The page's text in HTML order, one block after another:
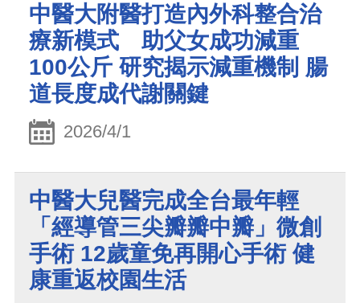
中醫大附醫打造內外科整合治
療新模式 助父女成功減重
100公斤 研究揭示減重機制 腸
道長度成代謝關鍵
2026/4/1
中醫大兒醫完成全台最年輕
「經導管三尖瓣瓣中瓣」微創
手術 12歲童免再開心手術 健
康重返校園生活